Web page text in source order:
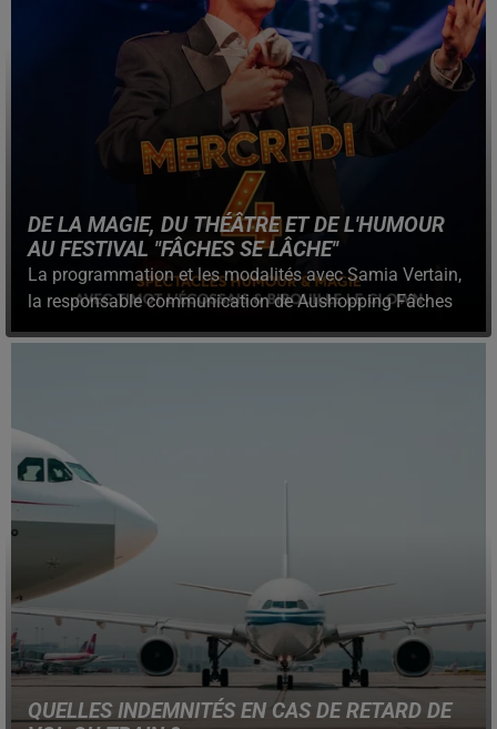
DE LA MAGIE, DU THÉÂTRE ET DE L'HUMOUR
AU FESTIVAL "FÂCHES SE LÂCHE"
La programmation et les modalités avec Samia Vertain,
la responsable communication de Aushopping Fâches
QUELLES INDEMNITÉS EN CAS DE RETARD DE